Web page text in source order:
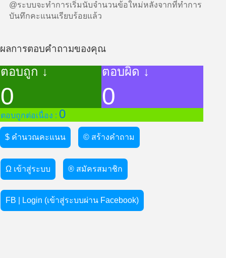
@ระบบจะทำการเริ่มนับจำนวนข้อใหม่หลังจากที่ทำการ
บันทึกคะแนนเรียบร้อยแล้ว
ผลการตอบคำถามของคุณ
ตอบถูก ↓ ตอบผิด ↓
0 0
ตอบถูกต่อเนื่อง : 0
$ คำนวณคะแนน © สร้างคำถาม
Ω เข้าสู่ระบบ ® สมัครสมาชิก
FB | Login (เข้าสู่ระบบผ่าน Facebook)